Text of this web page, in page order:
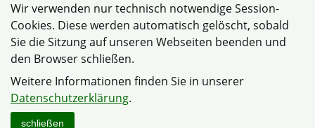
Mitgliedermagazin
Gartenberatung
© Gemeinschaft Barkhausen II im Verband Wohneigentum
NRW
Datenschutzerklärung
Wir verwenden nur technisch notwendige Session-
Cookies. Diese werden automatisch gelöscht, sobald
Sie die Sitzung auf unseren Webseiten beenden und
den Browser schließen.
Weitere Informationen finden Sie in unserer
Datenschutzerklärung.
schließen